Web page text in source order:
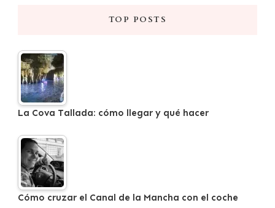
TOP POSTS
La Cova Tallada: cómo llegar y qué hacer
Cómo cruzar el Canal de la Mancha con el coche